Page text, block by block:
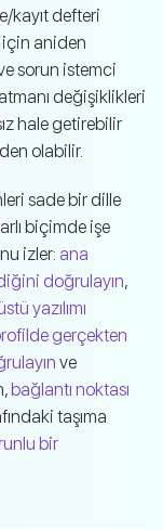
kayıt defteri
için aniden
sorun istemci
değişiklikleri
hale getirebilir
olabilir.
sade bir dille
biçimde işe
izler: ana
doğrulayın,
yazılımı
gerçekten
ve
bağlantı noktası
taşıma
bir